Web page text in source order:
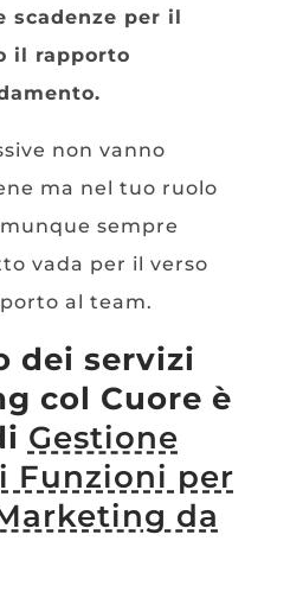
scadenze per il
il rapporto
non vanno
ma nel tuo ruolo
sempre
vada per il verso
al team.
dei servizi
col Cuore è
Gestione
Funzioni per
da